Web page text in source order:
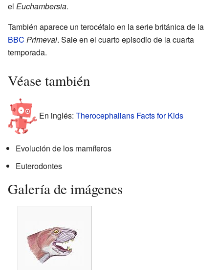
el Euchambersia.
También aparece un terocéfalo en la serie británica de la
BBC Primeval. Sale en el cuarto episodio de la cuarta
temporada.
Véase también
En inglés: Therocephalians Facts for Kids
Evolución de los mamíferos
Euterodontes
Galería de imágenes